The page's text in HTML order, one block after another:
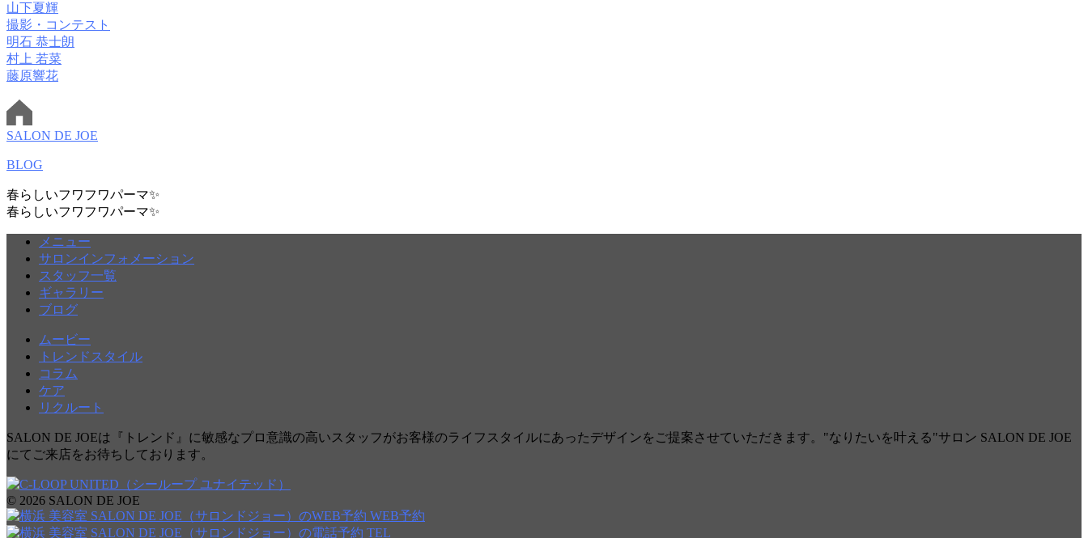
山下夏輝
撮影・コンテスト
明石 恭士朗
村上 若菜
藤原響花
SALON DE JOE
BLOG
春らしいフワフワパーマ✨
春らしいフワフワパーマ✨
メニュー
サロンインフォメーション
スタッフ一覧
ギャラリー
ブログ
ムービー
トレンドスタイル
コラム
ケア
リクルート
SALON DE JOEは『トレンド』に敏感なプロ意識の高いスタッフがお客様のライフスタイルにあったデザインをご提案させていただきます。"なりたいを叶える"サロン SALON DE JOE
にてご来店をお待ちしております。
© 2026 SALON DE JOE
WEB予約
TEL